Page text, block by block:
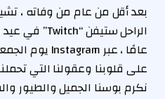
بعد أقل من عام من وفاته ،
على قلوبنا وعقولنا التي
نكرم بوسنا الجميل والطيور